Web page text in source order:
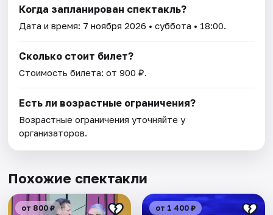
Когда запланирован спектакль?
Дата и время: 7 ноября 2026 • суббота • 18:00.
Сколько стоит билет?
Стоимость билета: от 900 ₽.
Есть ли возрастные ограничения?
Возрастные ограничения уточняйте у
организаторов.
Похожие спектакли
от 800 ₽ от 1 400 ₽